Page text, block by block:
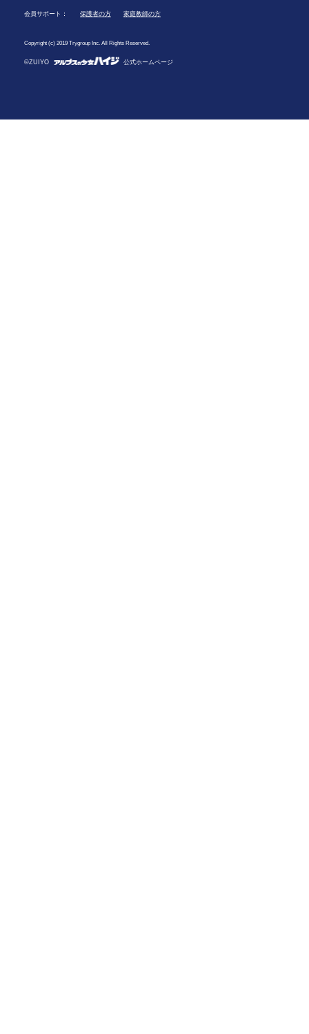
会員サポート： 保護者の方 家庭教師の方
Copyright (c) 2019 Trygroup Inc. All Rights Reserved.
©ZUIYO 公式ホームページ